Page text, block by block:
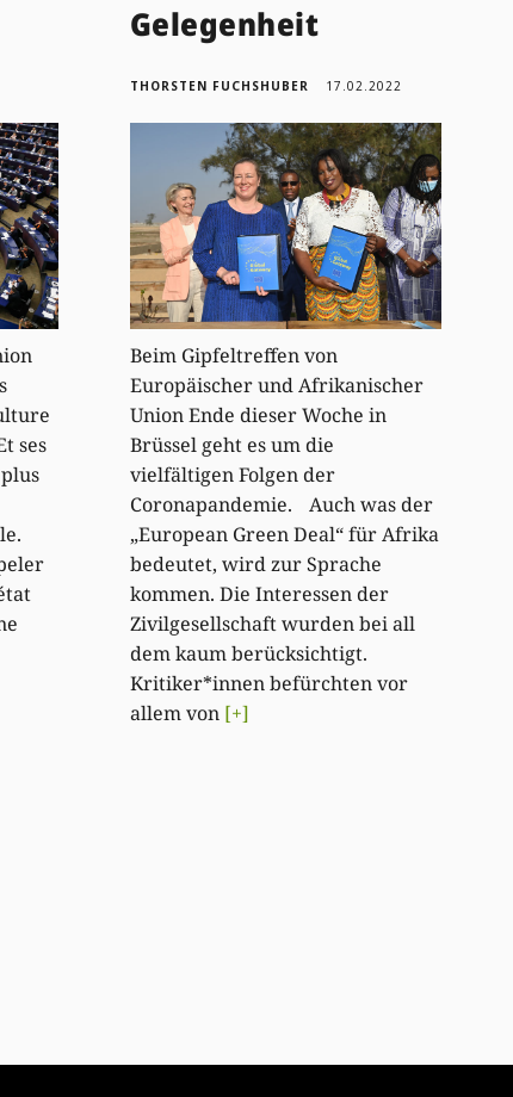
ses
Gelegenheit
THORSTEN FUCHSHUBER 17.02.2022
Beim Gipfeltreffen von
Europäischer und Afrikanischer
Union Ende dieser Woche in
Brüssel geht es um die
vielfältigen Folgen der
Coronapandemie. Auch was der
„European Green Deal“ für Afrika
bedeutet, wird zur Sprache
kommen. Die Interessen der
Zivilgesellschaft wurden bei all
dem kaum berücksichtigt.
Kritiker*innen befürchten vor
allem von [+]